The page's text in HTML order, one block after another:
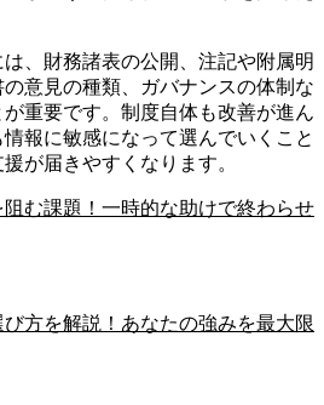
、財務諸表の公開、注記や附属明
意見の種類、ガバナンスの体制な
重要です。制度自体も改善が進ん
報に敏感になって選んでいくこと
が届きやすくなります。
む課題！一時的な助けで終わらせ
方を解説！あなたの強みを最大限